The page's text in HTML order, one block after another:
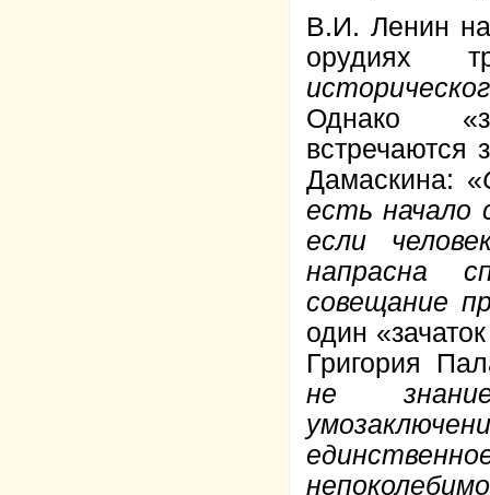
В.И. Ленин
орудиях
Однако
встречаются
Дамаскина: «
есть начало
если
напрасна
совещание
один
Григория
не